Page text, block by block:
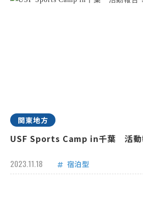
関東地方
USF Sports Camp in千葉 活動
2023.11.18 宿泊型